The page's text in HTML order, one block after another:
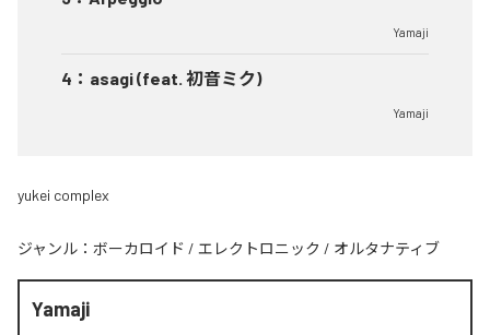
Yamaji
4 ： asagi (feat. 初音ミク)
Yamaji
yukei complex
ジャンル： ボーカロイド / エレクトロニック / オルタナティブ
Yamaji